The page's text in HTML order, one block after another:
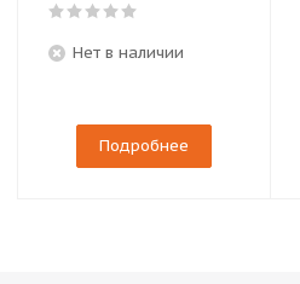
Нет в наличии
Подробнее